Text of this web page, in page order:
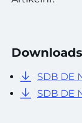
Downloads
SDB DE
SDB DE